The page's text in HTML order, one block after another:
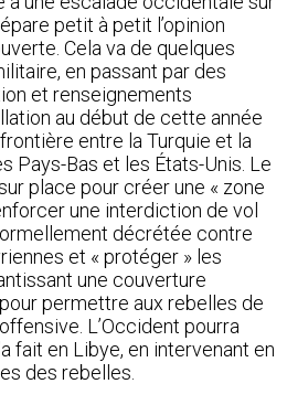
petit à petit l’opinion
Cela va de quelques
en passant par des
et renseignements
au début de cette année
entre la Turquie et la
Pays-Bas et les États-Unis. Le
place pour créer une « zone
une interdiction de vol
décrétée contre
et « protéger » les
une couverture
permettre aux rebelles de
L’Occident pourra
fait en Libye, en intervenant en
des rebelles.